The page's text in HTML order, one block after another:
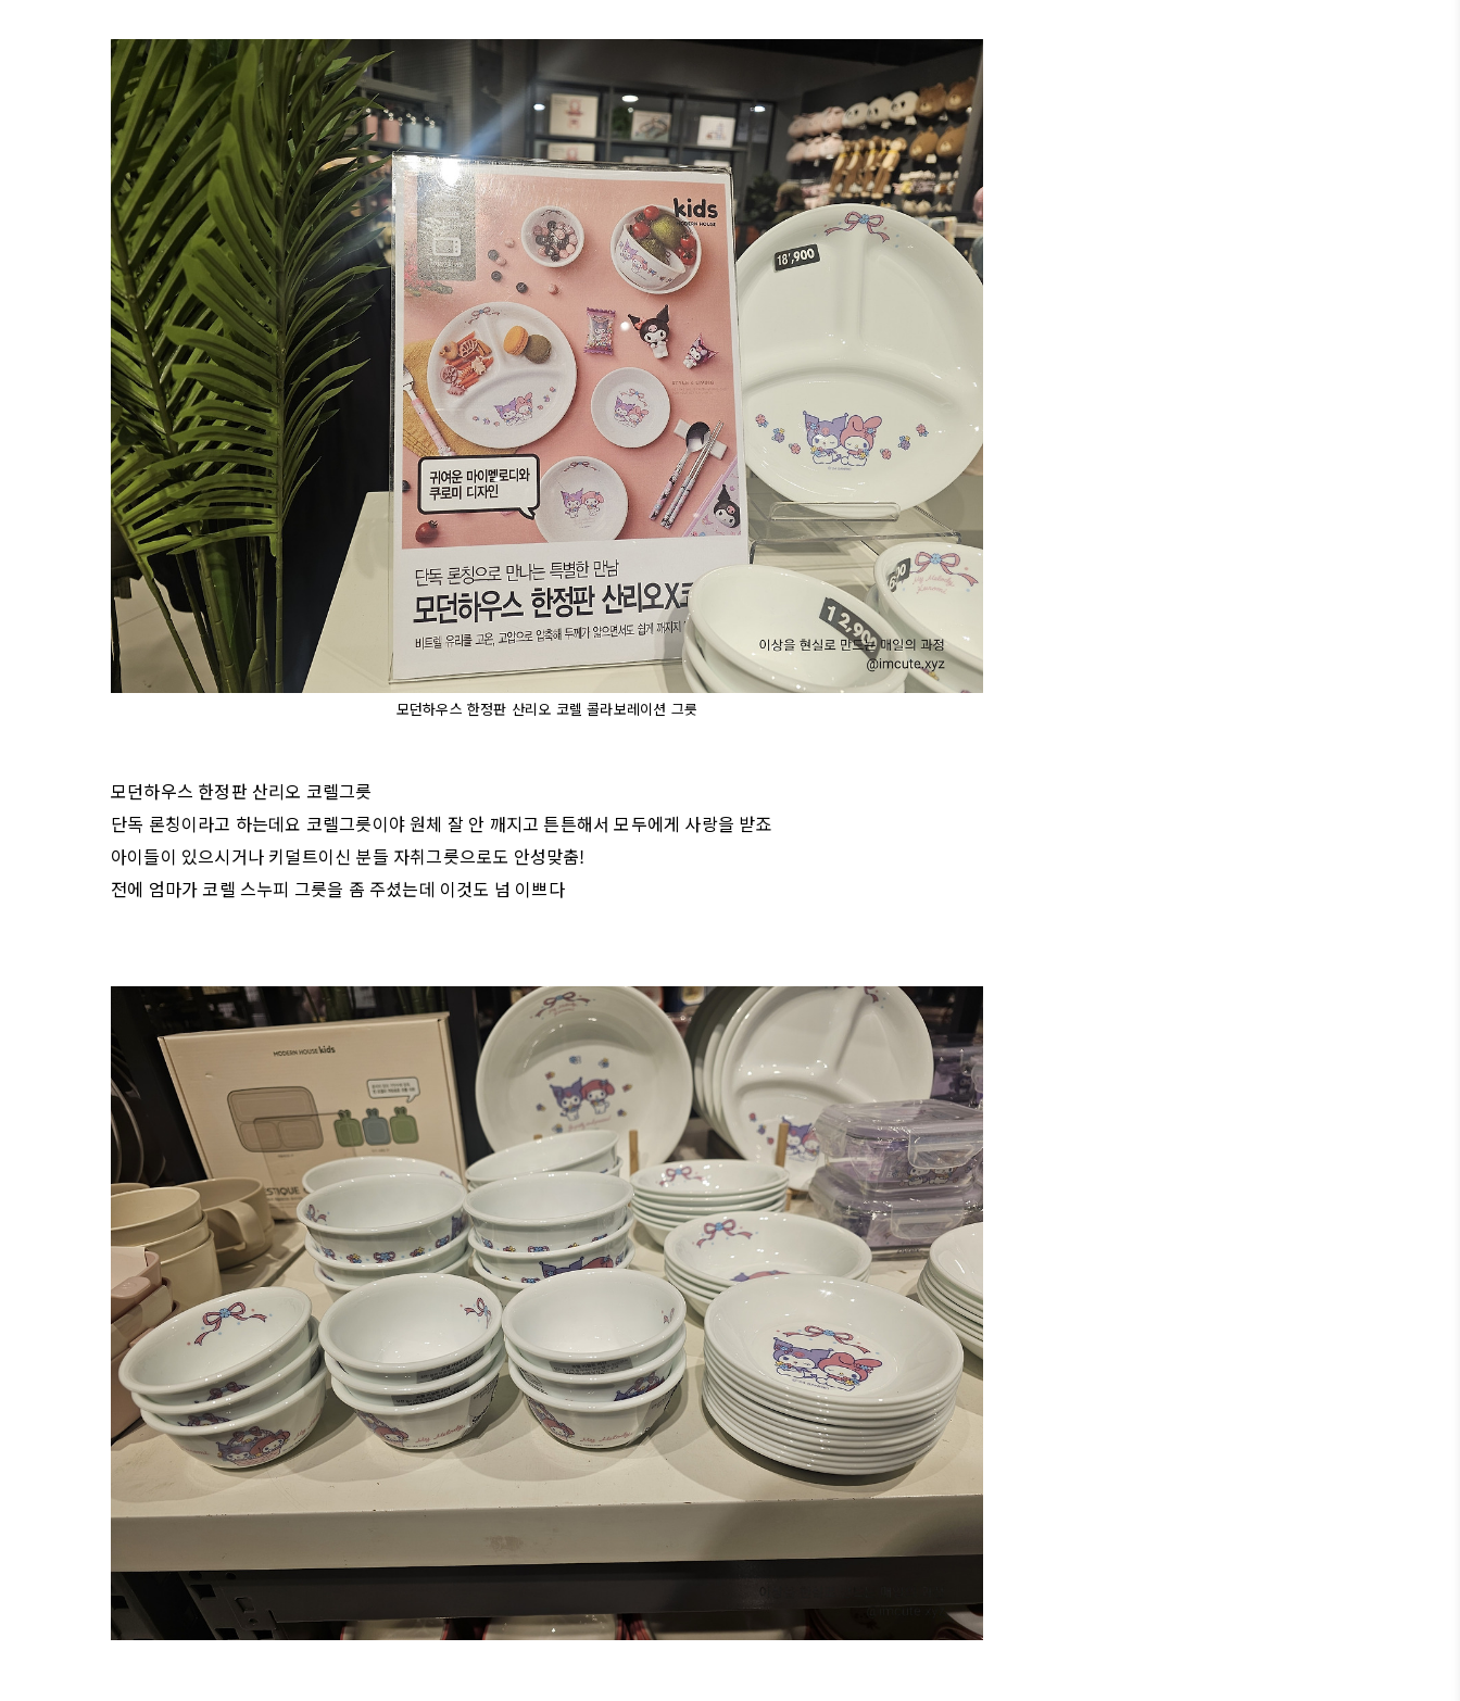
모던하우스 한정판 산리오 코렐 콜라보레이션 그릇
모던하우스 한정판 산리오 코렐그릇
단독 론칭이라고 하는데요 코렐그릇이야 원체 잘 안 깨지고 튼튼해서 모두에게 사랑을 받죠
아이들이 있으시거나 키덜트이신 분들 자취그릇으로도 안성맞춤!
전에 엄마가 코렐 스누피 그릇을 좀 주셨는데 이것도 넘 이쁘다